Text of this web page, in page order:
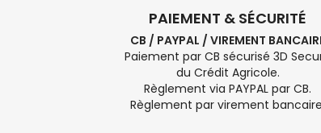
PAIEMENT & SÉCURITÉ
CB / PAYPAL / VIREMENT
Paiement par CB sécurisé 3D
du Crédit Agricole.
Règlement via PAYPAL par CB.
Règlement par virement